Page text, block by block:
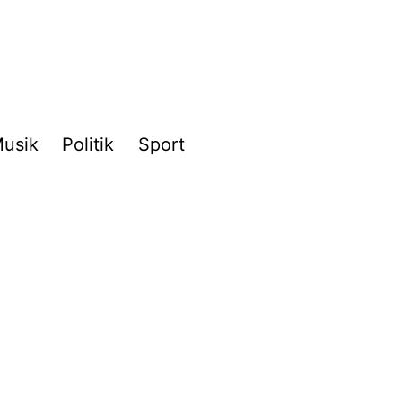
Politik Sport